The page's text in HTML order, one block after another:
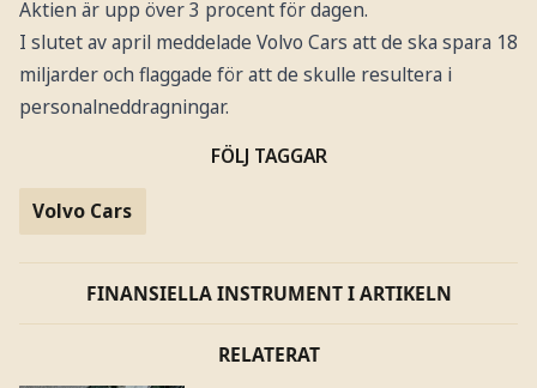
Aktien är upp över 3 procent för dagen.
I slutet av april meddelade Volvo Cars att de ska spara 18
miljarder och flaggade för att de skulle resultera i
personalneddragningar.
FÖLJ TAGGAR
Volvo Cars
FINANSIELLA INSTRUMENT I ARTIKELN
RELATERAT